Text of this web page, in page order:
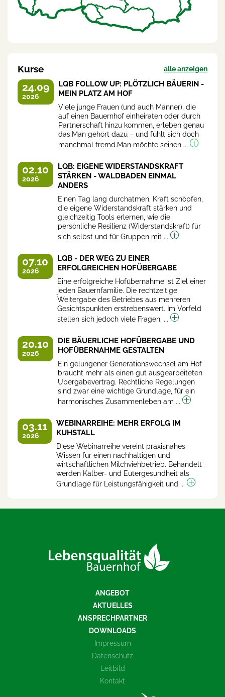
Kurse alle anzeigen
24.09
2026
LQB FOLLOW UP: PLÖTZLICH BÄUERIN -
MEIN PLATZ AM HOF
Viele junge Frauen (und auch Männer), die
auf einen Bauernhof einheiraten oder durch
Partnerschaft hinzu kommen, erleben genau
das:Man gehört dazu – und fühlt sich doch
manchmal fremd.Man möchte seinen ...
02.10
2026
LQB: EIGENE WIDERSTANDSKRAFT
STÄRKEN - WALDBADEN EINMAL
ANDERS
Einen Tag lang durchatmen, Kraft schöpfen,
die eigene Widerstandskraft stärken und
gleichzeitig Tools erlernen, wie die
persönliche Resilienz (Widerstandskraft) für
sich selbst und für Gruppen mit ...
07.10
2026
LQB - DER WEG ZU EINER
ERFOLGREICHEN HOFÜBERGABE
Eine erfolgreiche Hofübernahme ist Ziel einer
jeden Bauernfamilie. Die rechtzeitige
Weitergabe des Betriebes aus mehreren
Gesichtspunkten erstrebenswert. Im Vorfeld
stellen sich jedoch viele Fragen. ...
20.10
2026
DIE BÄUERLICHE HOFÜBERGABE UND
HOFÜBERNAHME GESTALTEN
Ein gelungener Generationswechsel am Hof
braucht mehr als einen gut ausgearbeiteten
Übergabevertrag. Rechtliche Regelungen
sind zwar eine wichtige Grundlage, für ein
harmonisches Zusammenleben am ...
03.11
2026
WEBINARREIHE: MEHR ERFOLG IM
KUHSTALL
Diese Webinarreihe vereint praxisnahes
Wissen für einen nachhaltigen und
wirtschaftlichen Milchviehbetrieb. Behandelt
werden Kälber- und Eutergesundheit als
Grundlage für Leistungsfähigkeit und ...
ANGEBOT
AKTUELLES
ANSPRECHPARTNER
DOWNLOADS
Impressum
Datenschutz
Leitbild
Kontakt